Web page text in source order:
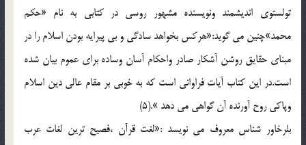
تولستوي انديشمند ونويسنده مشهور روسي در کتابي به نام «حکم
محمد»چنين مي گويد:«هرکس بخواهد سادگي و بي پيرايه بودن اسلام را در
مبناي حقايق روشن آشکار صادر واحکام آسان وساده براي عموم بيان شده
است.در اين کتاب آيات فراواني است که به خوبي بر مقام عالي دين اسلام
وپاکي روح آورنده آن گواهي مي دهد ».(5)
بلرخاور شناس معروف مي نويسد :«لغت قرآن ،فصيح ترين لغات عرب